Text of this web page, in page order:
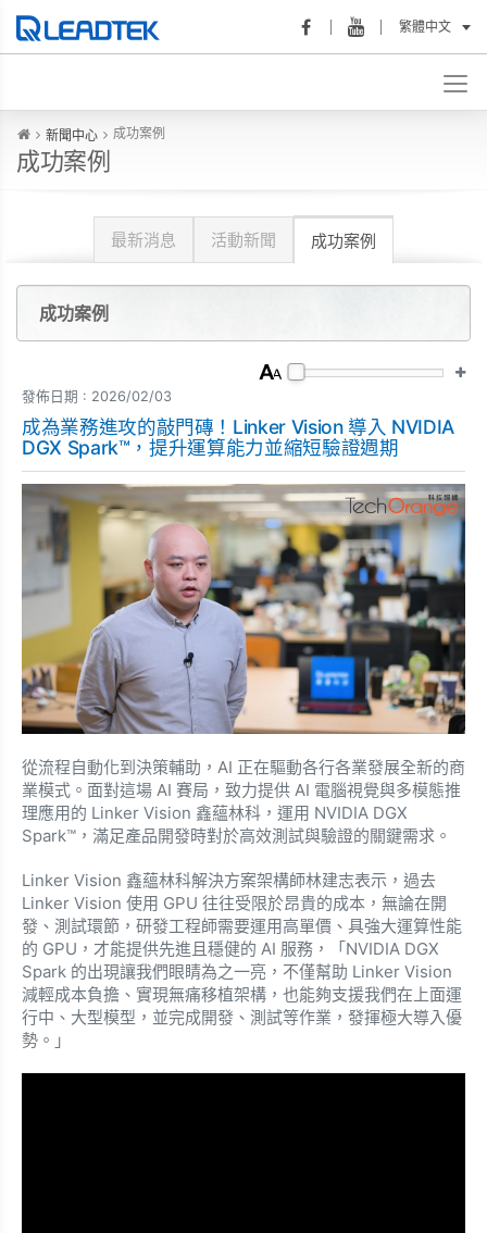
繁體中文
新聞中心 成功案例
成功案例
最新消息 活動新聞 成功案例
成功案例
發佈日期 : 2026/02/03
成為業務進攻的敲門磚！Linker Vision 導入 NVIDIA
DGX Spark™，提升運算能力並縮短驗證週期
從流程自動化到決策輔助，AI 正在驅動各行各業發展全新的商
業模式。面對這場 AI 賽局，致力提供 AI 電腦視覺與多模態推
理應用的 Linker Vision 鑫蘊林科，運用 NVIDIA DGX
Spark™，滿足產品開發時對於高效測試與驗證的關鍵需求。
Linker Vision 鑫蘊林科解決方案架構師林建志表示，過去
Linker Vision 使用 GPU 往往受限於昂貴的成本，無論在開
發、測試環節，研發工程師需要運用高單價、具強大運算性能
的 GPU，才能提供先進且穩健的 AI 服務，「NVIDIA DGX
Spark 的出現讓我們眼睛為之一亮，不僅幫助 Linker Vision
減輕成本負擔、實現無痛移植架構，也能夠支援我們在上面運
行中、大型模型，並完成開發、測試等作業，發揮極大導入優
勢。」